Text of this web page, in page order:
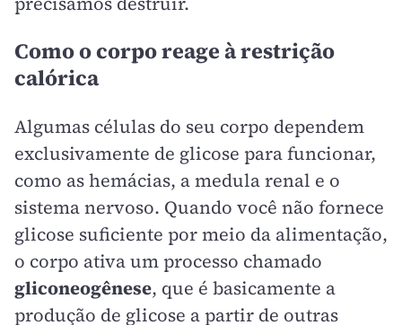
Como o corpo reage à restrição
calórica
Algumas células do seu corpo dependem
exclusivamente de glicose para funcionar,
como as hemácias, a medula renal e o
sistema nervoso. Quando você não fornece
glicose suficiente por meio da alimentação,
o corpo ativa um processo chamado
gliconeogênese, que é basicamente a
produção de glicose a partir de outras